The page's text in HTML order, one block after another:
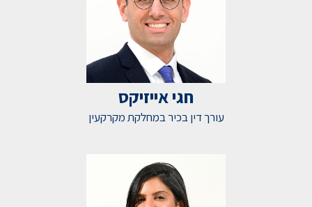
חגי אייזיקס
עורך דין בכיר במחלקת מקרקעין